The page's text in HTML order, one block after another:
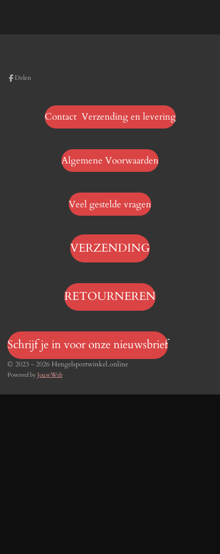
Delen
Contact Verzending en levering
Algemene Voorwaarden
Veel gestelde vragen
VERZENDING
RETOURNEREN
Schrijf je in voor onze nieuwsbrief
© 2023 - 2026 Hengelsportwinkel.online
Powered byJouwWeb